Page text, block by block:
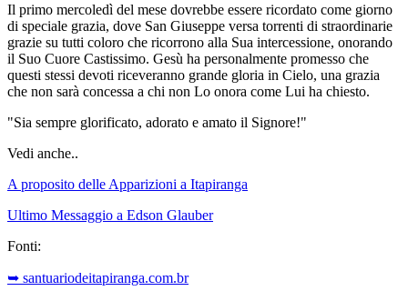
Il primo mercoledì del mese dovrebbe essere ricordato come giorno
di speciale grazia, dove San Giuseppe versa torrenti di straordinarie
grazie su tutti coloro che ricorrono alla Sua intercessione, onorando
il Suo Cuore Castissimo. Gesù ha personalmente promesso che
questi stessi devoti riceveranno grande gloria in Cielo, una grazia
che non sarà concessa a chi non Lo onora come Lui ha chiesto.
"Sia sempre glorificato, adorato e amato il Signore!"
Vedi anche..
A proposito delle Apparizioni a Itapiranga
Ultimo Messaggio a Edson Glauber
Fonti:
➥ santuariodeitapiranga.com.br